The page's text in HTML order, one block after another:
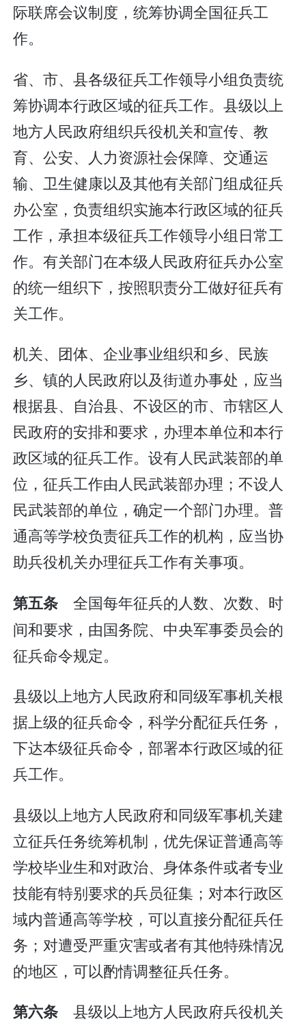
际联席会议制度，统筹协调全国征兵工
作。
省、市、县各级征兵工作领导小组负责统
筹协调本行政区域的征兵工作。县级以上
地方人民政府组织兵役机关和宣传、教
育、公安、人力资源社会保障、交通运
输、卫生健康以及其他有关部门组成征兵
办公室，负责组织实施本行政区域的征兵
工作，承担本级征兵工作领导小组日常工
作。有关部门在本级人民政府征兵办公室
的统一组织下，按照职责分工做好征兵有
关工作。
机关、团体、企业事业组织和乡、民族
乡、镇的人民政府以及街道办事处，应当
根据县、自治县、不设区的市、市辖区人
民政府的安排和要求，办理本单位和本行
政区域的征兵工作。设有人民武装部的单
位，征兵工作由人民武装部办理；不设人
民武装部的单位，确定一个部门办理。普
通高等学校负责征兵工作的机构，应当协
助兵役机关办理征兵工作有关事项。
第五条 全国每年征兵的人数、次数、时
间和要求，由国务院、中央军事委员会的
征兵命令规定。
县级以上地方人民政府和同级军事机关根
据上级的征兵命令，科学分配征兵任务，
下达本级征兵命令，部署本行政区域的征
兵工作。
县级以上地方人民政府和同级军事机关建
立征兵任务统筹机制，优先保证普通高等
学校毕业生和对政治、身体条件或者专业
技能有特别要求的兵员征集；对本行政区
域内普通高等学校，可以直接分配征兵任
务；对遭受严重灾害或者有其他特殊情况
的地区，可以酌情调整征兵任务。
第六条 县级以上地方人民政府兵役机关